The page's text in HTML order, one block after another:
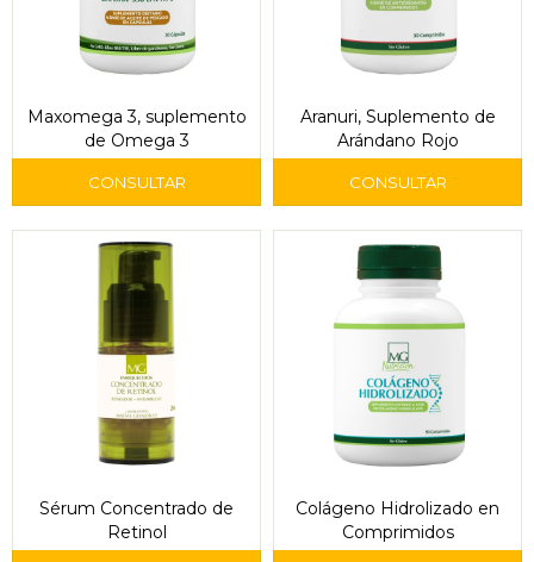
Maxomega 3, suplemento
de Omega 3
Aranuri, Suplemento de
Arándano Rojo
Sérum Concentrado de
Retinol
Colágeno Hidrolizado en
Comprimidos